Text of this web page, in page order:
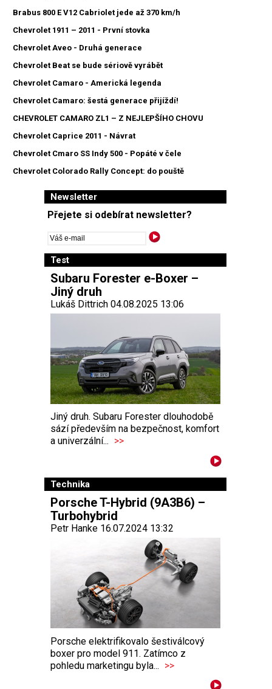
Brabus 800 E V12 Cabriolet jede až 370 km/h
Chevrolet 1911 – 2011 - První stovka
Chevrolet Aveo - Druhá generace
Chevrolet Beat se bude sériově vyrábět
Chevrolet Camaro - Americká legenda
Chevrolet Camaro: šestá generace přijíždí!
CHEVROLET CAMARO ZL1 – Z NEJLEPŠÍHO CHOVU
Chevrolet Caprice 2011 - Návrat
Chevrolet Cmaro SS Indy 500 - Popáté v čele
Chevrolet Colorado Rally Concept: do pouště
Newsletter
Přejete si odebírat newsletter?
Test
Subaru Forester e-Boxer –
Jiný druh
Lukáš Dittrich 04.08.2025 13:06
Jiný druh. Subaru Forester dlouhodobě
sází především na bezpečnost, komfort
a univerzální... >>
Technika
Porsche T-Hybrid (9A3B6) –
Turbohybrid
Petr Hanke 16.07.2024 13:32
Porsche elektrifikovalo šestiválcový
boxer pro model 911. Zatímco z
pohledu marketingu byla... >>